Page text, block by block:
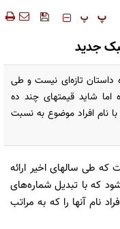
‍‍‍ پ پ
جدید
داستان تازه‌ای نیست و طی
شاید قیمتهای چند ده
نام افراد موضوع به نسبت
طی سالهای اخیر ارائه
که با تبدیل شماره‌های
نام آنها را که به مراتب